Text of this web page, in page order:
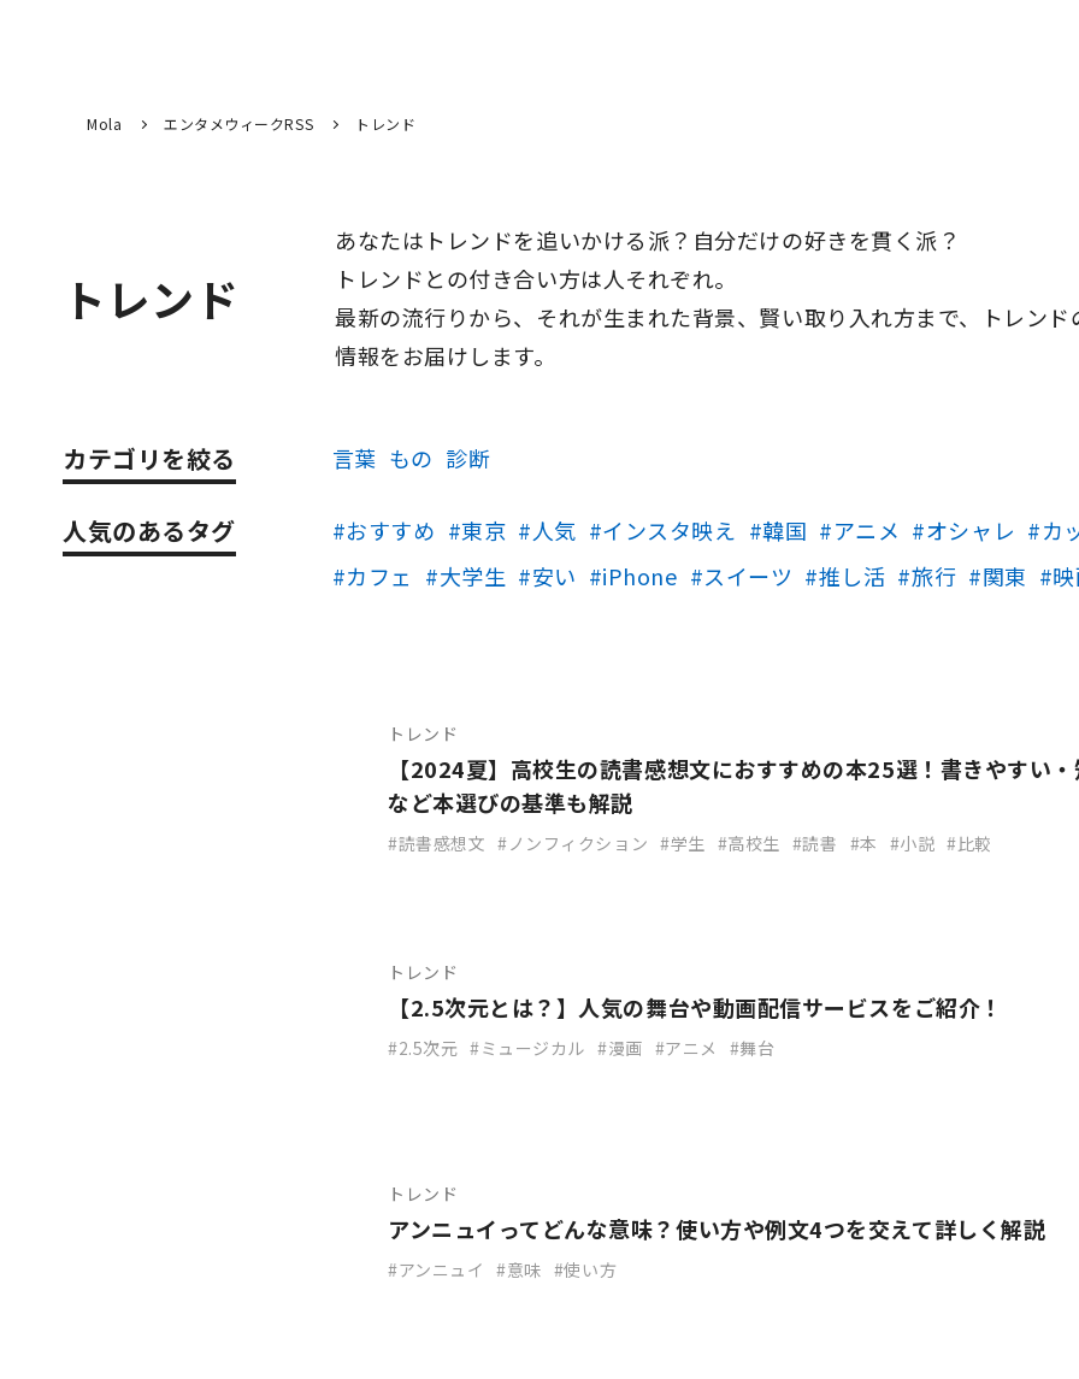
Mola エンタメウィークRSS トレンド
トレンド
あなたはトレンドを追いかける派？自分だけの好きを貫く派？
トレンドとの付き合い方は人それぞれ。
最新の流行りから、それが生まれた背景、賢い取り入れ方まで、トレン
情報をお届けします。
カテゴリを絞る 言葉 もの 診断
人気のあるタグ おすすめ 東京 人気 インスタ映え 韓国 アニメ オシャレ
カ
カフェ
大学生 安い iPhone スイーツ 推し活 旅行 関東
トレンド
【2024夏】高校生の読書感想文におすすめの本25選！書きやすい
など本選びの基準も解説
読書感想文 ノンフィクション 学生 高校生 読書 本 小説 比較
トレンド
【2.5次元とは？】人気の舞台や動画配信サービスをご紹介！
2.5次元 ミュージカル 漫画 アニメ 舞台
トレンド
アンニュイってどんな意味？使い方や例文4つを交えて詳しく解説
アンニュイ 意味 使い方